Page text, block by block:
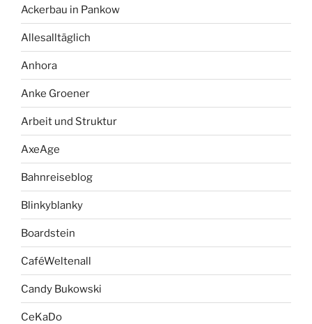
Ackerbau in Pankow
Allesalltäglich
Anhora
Anke Groener
Arbeit und Struktur
AxeAge
Bahnreiseblog
Blinkyblanky
Boardstein
CaféWeltenall
Candy Bukowski
CeKaDo